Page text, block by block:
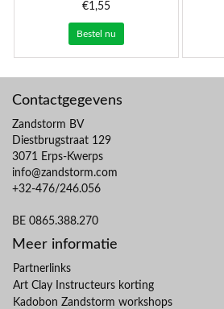
€1,55
Bestel nu
Contactgegevens
Zandstorm BV
Diestbrugstraat 129
3071 Erps-Kwerps
info@zandstorm.com
+32-476/246.056
BE 0865.388.270
Meer informatie
Partnerlinks
Art Clay Instructeurs korting
Kadobon Zandstorm workshops